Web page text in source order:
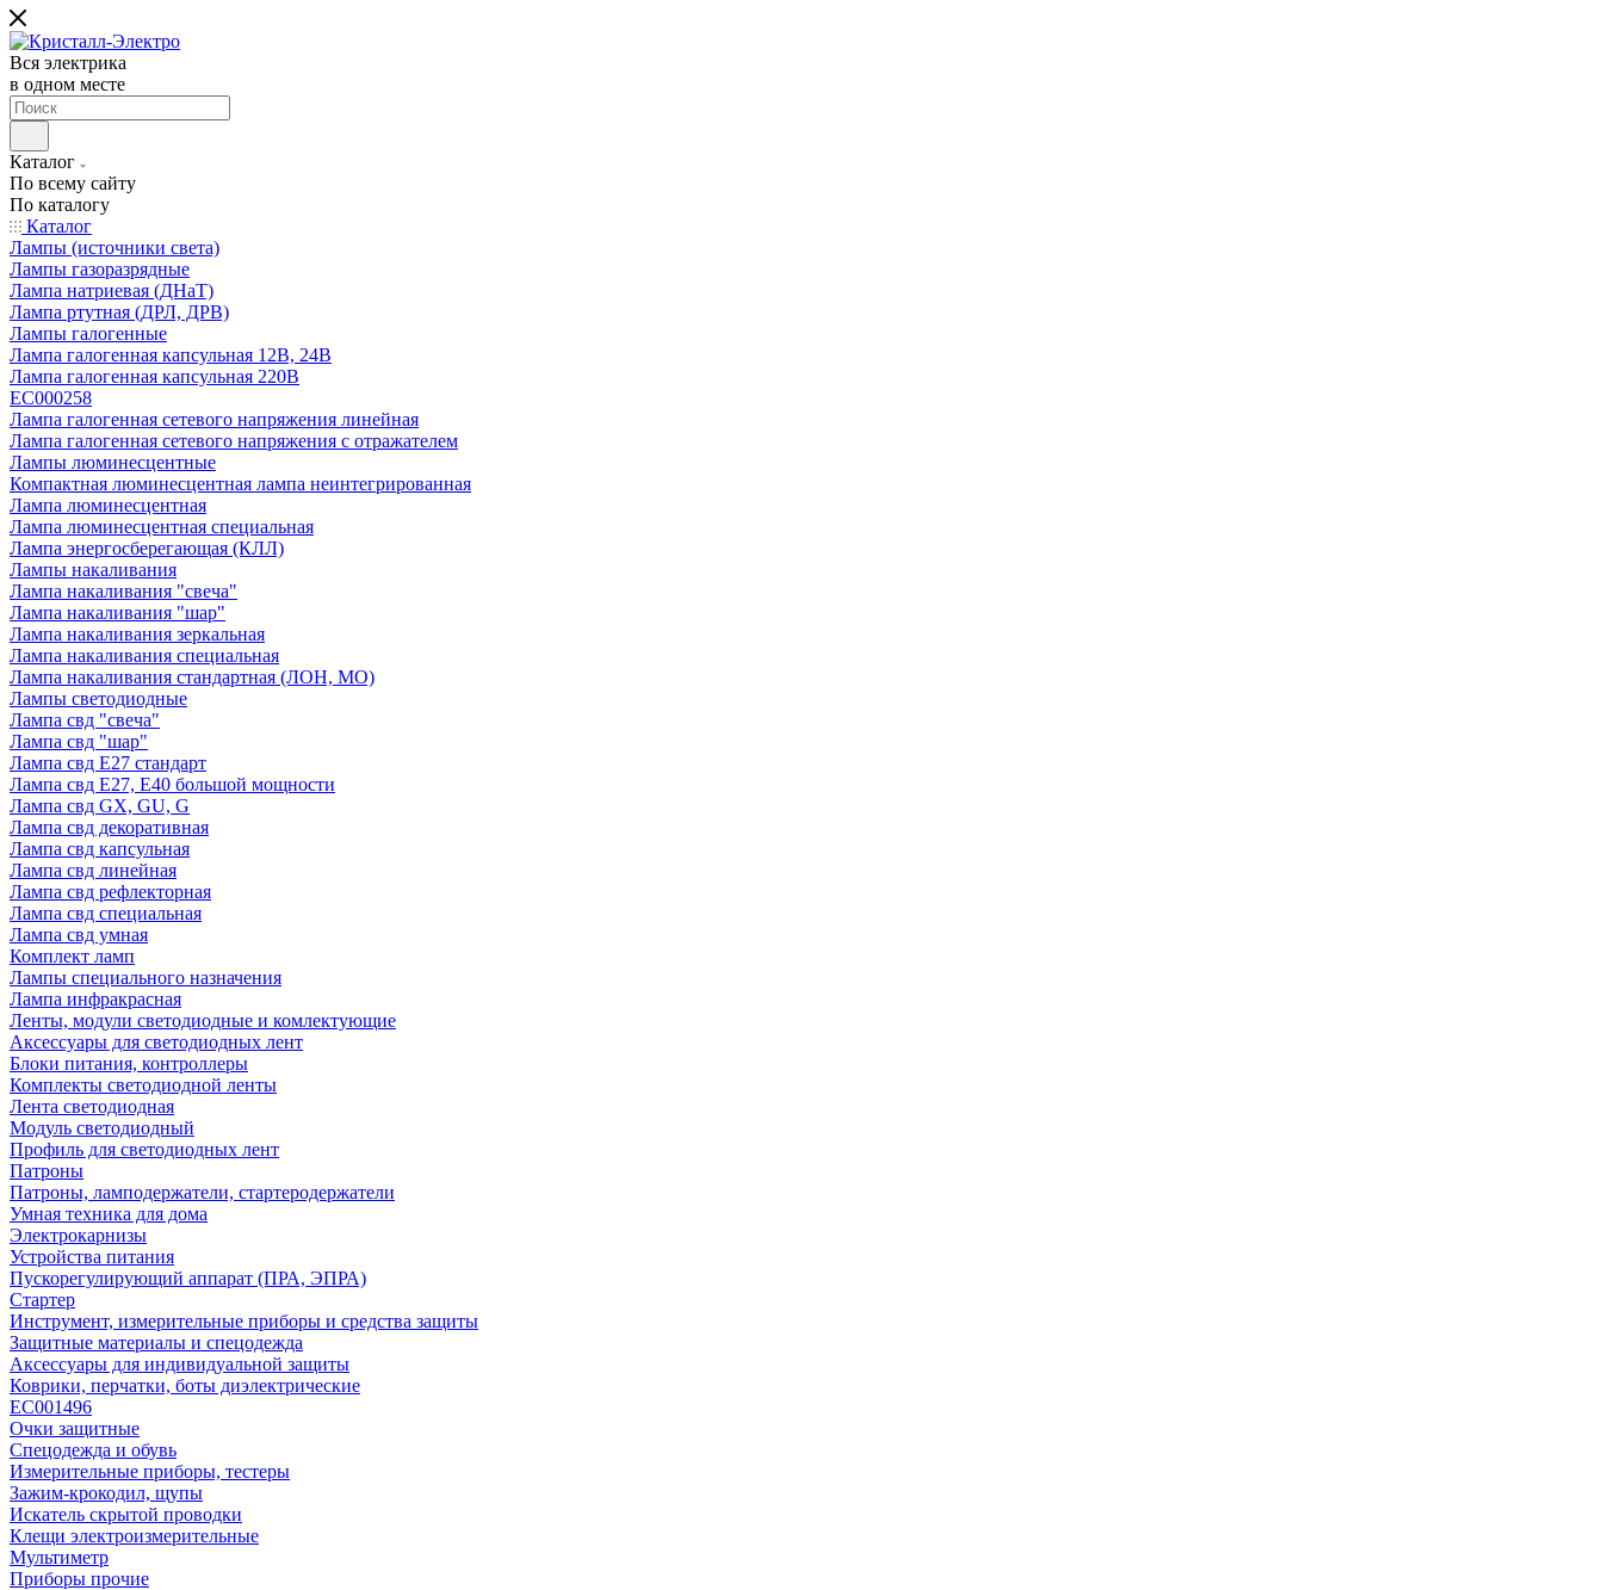
Вся электрика
в одном месте
Каталог
По всему сайту
По каталогу
Каталог
Лампы (источники света)
Лампы газоразрядные
Лампа натриевая (ДНаТ)
Лампа ртутная (ДРЛ, ДРВ)
Лампы галогенные
Лампа галогенная капсульная 12В, 24В
Лампа галогенная капсульная 220В
EC000258
Лампа галогенная сетевого напряжения линейная
Лампа галогенная сетевого напряжения с отражателем
Лампы люминесцентные
Компактная люминесцентная лампа неинтегрированная
Лампа люминесцентная
Лампа люминесцентная специальная
Лампа энергосберегающая (КЛЛ)
Лампы накаливания
Лампа накаливания "свеча"
Лампа накаливания "шар"
Лампа накаливания зеркальная
Лампа накаливания специальная
Лампа накаливания стандартная (ЛОН, МО)
Лампы светодиодные
Лампа свд "свеча"
Лампа свд "шар"
Лампа свд E27 стандарт
Лампа свд E27, Е40 большой мощности
Лампа свд GX, GU, G
Лампа свд декоративная
Лампа свд капсульная
Лампа свд линейная
Лампа свд рефлекторная
Лампа свд специальная
Лампа свд умная
Комплект ламп
Лампы специального назначения
Лампа инфракрасная
Ленты, модули светодиодные и комлектующие
Аксессуары для светодиодных лент
Блоки питания, контроллеры
Комплекты светодиодной ленты
Лента светодиодная
Модуль светодиодный
Профиль для светодиодных лент
Патроны
Патроны, ламподержатели, стартеродержатели
Умная техника для дома
Электрокарнизы
Устройства питания
Пускорегулирующий аппарат (ПРА, ЭПРА)
Стартер
Инструмент, измерительные приборы и средства защиты
Защитные материалы и спецодежда
Аксессуары для индивидуальной защиты
Коврики, перчатки, боты диэлектрические
EC001496
Очки защитные
Спецодежда и обувь
Измерительные приборы, тестеры
Зажим-крокодил, щупы
Искатель скрытой проводки
Клещи электроизмерительные
Мультиметр
Приборы прочие